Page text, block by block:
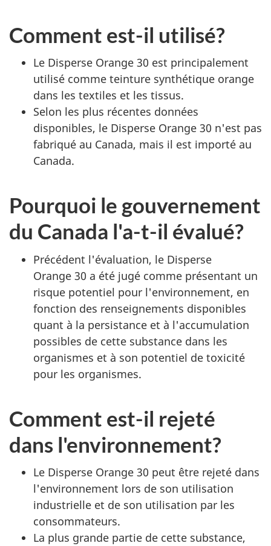
Comment est-il utilisé?
Le Disperse Orange 30 est principalement
utilisé comme teinture synthétique orange
dans les textiles et les tissus.
Selon les plus récentes données
disponibles, le Disperse Orange 30 n'est pas
fabriqué au Canada, mais il est importé au
Canada.
Pourquoi le gouvernement
du Canada l'a-t-il évalué?
Précédent l'évaluation, le Disperse
Orange 30 a été jugé comme présentant un
risque potentiel pour l'environnement, en
fonction des renseignements disponibles
quant à la persistance et à l'accumulation
possibles de cette substance dans les
organismes et à son potentiel de toxicité
pour les organismes.
Comment est-il rejeté
dans l'environnement?
Le Disperse Orange 30 peut être rejeté dans
l'environnement lors de son utilisation
industrielle et de son utilisation par les
consommateurs.
La plus grande partie de cette substance,